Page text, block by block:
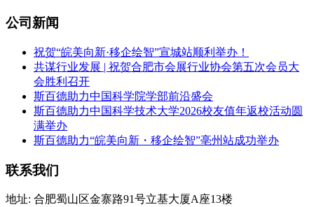
公司新闻
祝贺“皖美向新·移企绘智”宣城站顺利举办！
共谋行业发展 | 祝贺合肥市会展行业协会第五次会员大
会胜利召开
斯百德助力中国科学院学部前沿盛会
斯百德助力中国科学技术大学2026校友值年返校活动圆
满举办
斯百德助力“皖美向新・移企绘智”亳州站成功举办
联系我们
地址: 合肥蜀山区金寨路91号立基大厦A座13楼